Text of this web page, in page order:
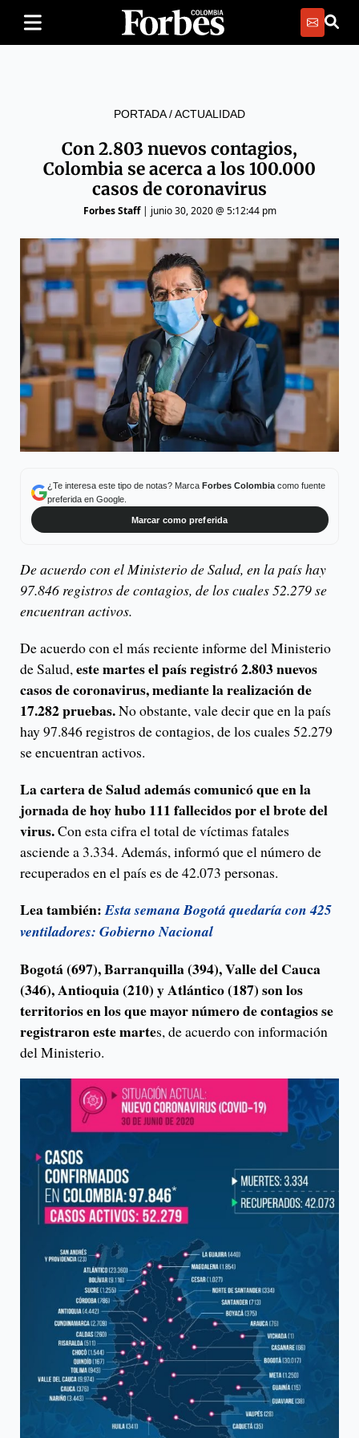
PORTADA/ACTUALIDAD
Con 2.803 nuevos contagios,
Colombia se acerca a los 100.000
casos de coronavirus
Forbes Staff| junio 30, 2020 @ 5:12:44 pm
¿Te interesa este tipo de notas? Marca Forbes Colombiacomo fuente
preferida en Google.
Marcar como preferida
De acuerdo con el Ministerio de Salud, en la país hay
97.846 registros de contagios, de los cuales 52.279 se
encuentran activos.
De acuerdo con el más reciente informe del Ministerio
de Salud,este martes el país registró 2.803 nuevos
casos de coronavirus, mediante la realización de
17.282 pruebas.No obstante, vale decir que en la país
hay 97.846 registros de contagios, de los cuales 52.279
se encuentran activos.
La cartera de Salud además comunicó que en la
jornada de hoy hubo 111 fallecidos por el brote del
virus.Con esta cifra el total de víctimas fatales
asciende a 3.334. Además, informó que el número de
recuperados en el país es de 42.073 personas.
Lea también:Esta semana Bogotá quedaría con 425
ventiladores: Gobierno Nacional
Bogotá (697), Barranquilla (394), Valle del Cauca
(346), Antioquia (210) y Atlántico (187) son los
territorios en los que mayor número de contagios se
registraron este martes, de acuerdo con información
del Ministerio.